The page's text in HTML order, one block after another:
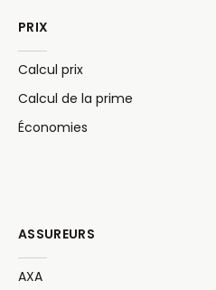
PRIX
Calcul prix
Calcul de la prime
Économies
ASSUREURS
AXA